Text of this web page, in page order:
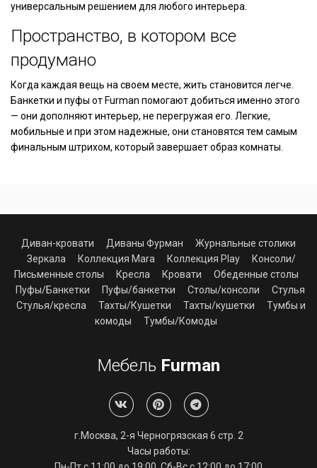
Алиса
универсальным решением для любого интерьера.
Пространство, в котором все
продумано
Когда каждая вещь на своем месте, жить становится легче.
Банкетки и пуфы от Furman помогают добиться именно этого
— они дополняют интерьер, не перегружая его. Легкие,
мобильные и при этом надежные, они становятся тем самым
финальным штрихом, который завершает образ комнаты.
Диван-кровати Диваны Фурман
Журнальные столики
Зеркала
Коллекция Mara Коллекция Play
Консоли/
Письменные столы
Кресла Кровати
Обеденные столы
Пуфы/Банкетки
Пуфы/банкетки Столы/консоли
Стулья
Стулья/кресла
Тахты/Кушетки Тахты/кушетки
Тумбы и
комоды
Тумбы/Комоды
Мебель Furman
г.Москва, 2-я Черногрязская 6 стр. 2
Часы работы: